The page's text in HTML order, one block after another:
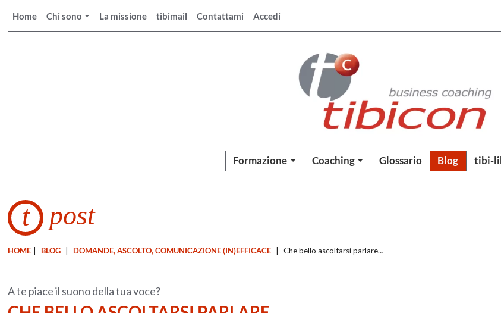
Home Chi sono La missione tibimail Contattami Accedi
Formazione Coaching Glossario Blog tibi-
t post
HOME BLOG DOMANDE, ASCOLTO, COMUNICAZIONE (IN)EFFICACE Che bello ascoltarsi parlare…
A te piace il suono della tua voce?